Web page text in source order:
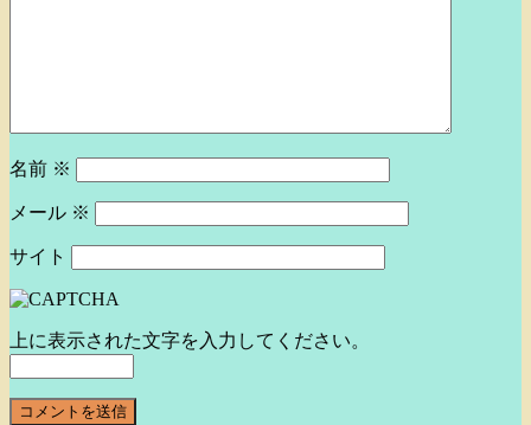
名前 ※
メール ※
サイト
上に表示された文字を入力してください。